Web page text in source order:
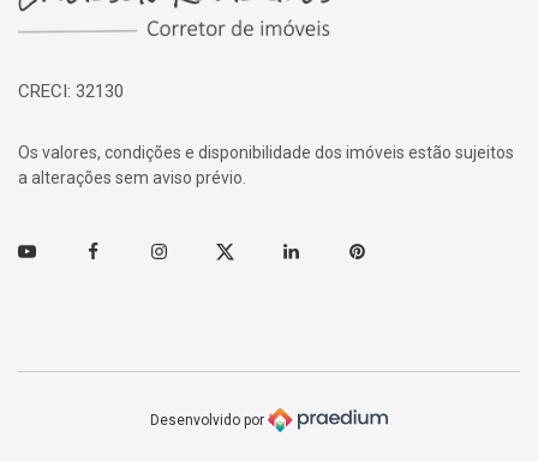
CRECI: 32130
Os valores, condições e disponibilidade dos imóveis estão sujeitos
a alterações sem aviso prévio.
Youtube FacebookInstagramTwitter Linkedin Pinterest
Desenvolvido por